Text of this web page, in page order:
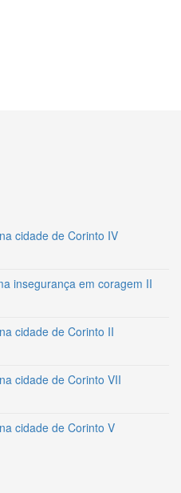
cidade de Corinto IV
insegurança em coragem II
cidade de Corinto II
cidade de Corinto VII
cidade de Corinto V